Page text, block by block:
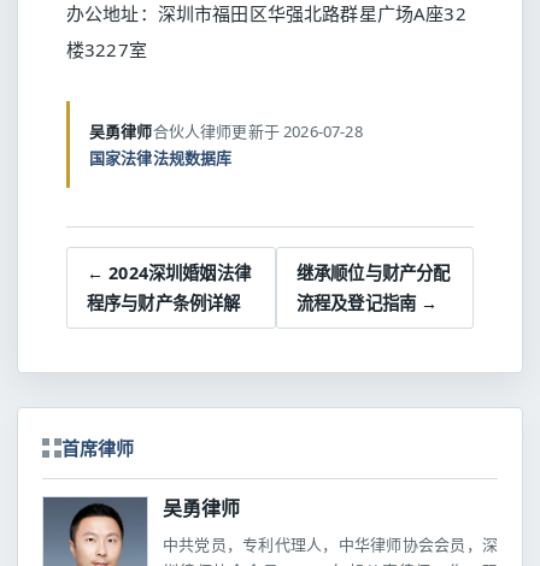
办公地址：深圳市福田区华强北路群星广场A座32
楼3227室
吴勇律师合伙人律师更新于 2026-07-28
国家法律法规数据库
← 2024深圳婚姻法律
程序与财产条例详解
继承顺位与财产分配
流程及登记指南 →
首席律师
吴勇律师
中共党员，专利代理人，中华律师协会会员，深